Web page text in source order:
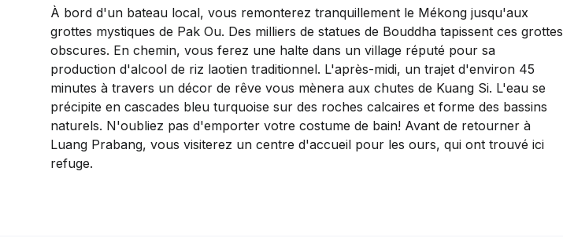
À bord d'un bateau local, vous remonterez tranquillement le Mékong jusqu'aux
grottes mystiques de Pak Ou. Des milliers de statues de Bouddha tapissent ces grottes
obscures. En chemin, vous ferez une halte dans un village réputé pour sa
production d'alcool de riz laotien traditionnel. L'après-midi, un trajet d'environ 45
minutes à travers un décor de rêve vous mènera aux chutes de Kuang Si. L'eau se
précipite en cascades bleu turquoise sur des roches calcaires et forme des bassins
naturels. N'oubliez pas d'emporter votre costume de bain! Avant de retourner à
Luang Prabang, vous visiterez un centre d'accueil pour les ours, qui ont trouvé ici
refuge.